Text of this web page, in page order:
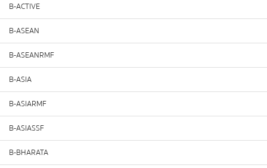
B-ACTIVE
B-ASEAN
B-ASEANRMF
B-ASIA
B-ASIARMF
B-ASIASSF
B-BHARATA